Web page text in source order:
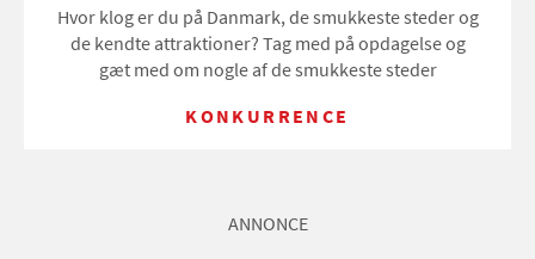
Hvor klog er du på Danmark, de smukkeste steder og
de kendte attraktioner? Tag med på opdagelse og
gæt med om nogle af de smukkeste steder
KONKURRENCE
ANNONCE